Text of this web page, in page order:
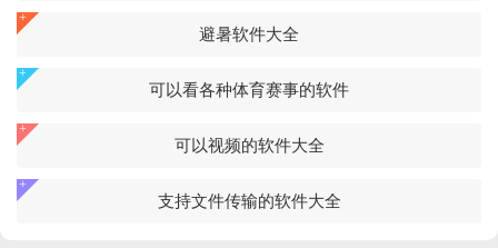
避暑软件大全
可以看各种体育赛事的软件
可以视频的软件大全
支持文件传输的软件大全